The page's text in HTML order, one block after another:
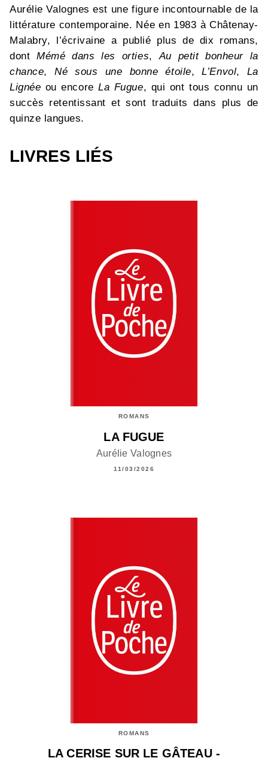
Aurélie Valognes est une figure incontournable de la
littérature contemporaine. Née en 1983 à Châtenay-
Malabry, l’écrivaine a publié plus de dix romans,
dontMémé dans les orties,Au petit bonheur la
chance, Né sous une bonne étoile,L’Envol, La
Lignée ou encoreLa Fugue, qui ont tous connu un
succès retentissant et sont traduits dans plus de
quinze langues.
LIVRES LIÉS
ROMANS
LA FUGUE
Aurélie Valognes
11/03/2026
ROMANS
LA CERISE SUR LE GÂTEAU -